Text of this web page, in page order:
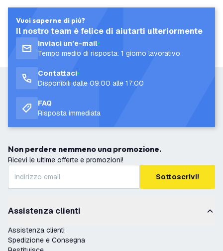
Vuoi saperne di più?
Il nostro team è felice di aiutarti ulteriormente
Inviaci un’e-mail
Tempo medio di risposta: 1 giorno lavorativo
Contattaci
Disponibili dalle 09:00 alle 17:00
FAQ
Risposta immediata
Non perdere nemmeno una promozione.
Ricevi le ultime offerte e promozioni!
Sottoscrivi!
Assistenza clienti
Assistenza clienti
Spedizione e Consegna